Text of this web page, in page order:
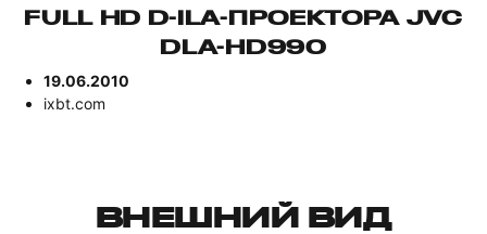
FULL HD D-ILA-ПРОЕКТОРА JVC
DLA-HD990
19.06.2010
ixbt.com
ВНЕШНИЙ ВИД